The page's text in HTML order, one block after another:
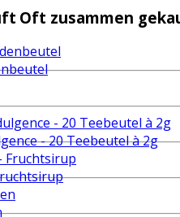
Oft zusammen
- 20 Teebeutel à 2g